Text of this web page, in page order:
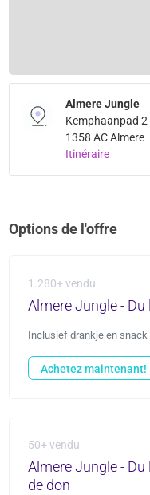
Almere Jungle
Kemphaanpad 2
1358 AC Almere
Itinéraire
Options de l'offre
1.280+ vendu
Almere Jungle -
Inclusief drankje en snack
Achetez maintenant!
50+ vendu
Almere Jungle -
de don